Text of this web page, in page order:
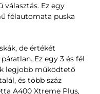
választás. Ez egy
félautomata puska
de értékét
Ez egy 3 és fél
legjobb működtető
és több száz
A400 Xtreme Plus,